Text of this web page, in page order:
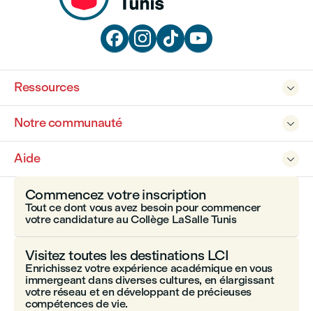
   

Ressources

Notre communauté

Aide
Commencez votre inscription
Tout ce dont vous avez besoin pour commencer
votre candidature au Collège LaSalle Tunis
Visitez toutes les destinations LCI
Enrichissez votre expérience académique en vous
immergeant dans diverses cultures, en élargissant
votre réseau et en développant de précieuses
compétences de vie.